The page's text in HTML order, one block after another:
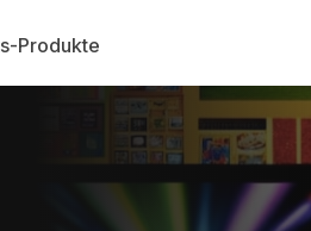
Produkte